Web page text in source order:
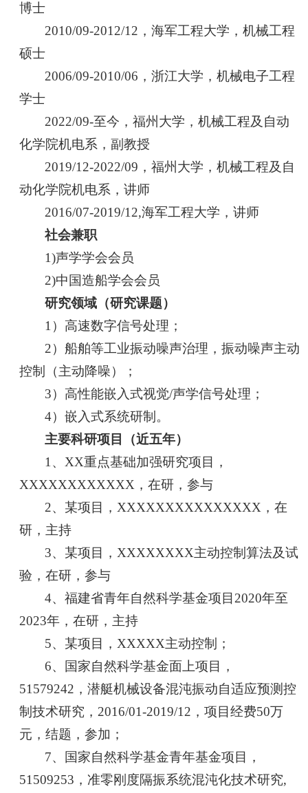
博士
2010/09-2012/12，海军工程大学，机械工程
硕士
2006/09-2010/06，浙江大学，机械电子工程
学士
2022/09-至今，福州大学，机械工程及自动
化学院机电系，副教授
2019/12-2022/09，福州大学，机械工程及自
动化学院机电系，讲师
2016/07-2019/12,海军工程大学，讲师
社会兼职
1)声学学会会员
2)中国造船学会会员
研究领域（研究课题）
1）高速数字信号处理；
2）船舶等工业振动噪声治理，振动噪声主动
控制（主动降噪）；
3）高性能嵌入式视觉/声学信号处理；
4）嵌入式系统研制。
主要科研项目（近五年）
1、XX重点基础加强研究项目，
XXXXXXXXXXXX，在研，参与
2、某项目，XXXXXXXXXXXXXXX，在
研，主持
3、某项目，XXXXXXXX主动控制算法及试
验，在研，参与
4、福建省青年自然科学基金项目2020年至
2023年，在研，主持
5、某项目，XXXXX主动控制；
6、国家自然科学基金面上项目，
51579242，潜艇机械设备混沌振动自适应预测控
制技术研究，2016/01-2019/12，项目经费50万
元，结题，参加；
7、国家自然科学基金青年基金项目，
51509253，准零刚度隔振系统混沌化技术研究,